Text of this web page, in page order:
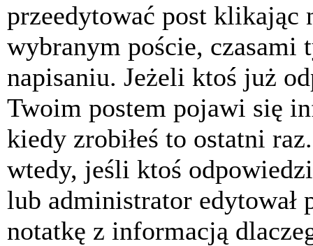
przeedytować post klikając
wybranym poście, czasami
napisaniu. Jeżeli ktoś już
Twoim postem pojawi się
kiedy zrobiłeś to ostatni
wtedy, jeśli ktoś
lub administrator edytował
notatkę z informacją